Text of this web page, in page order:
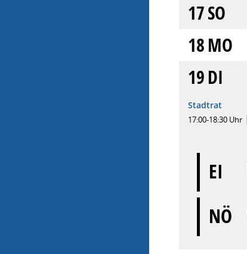
17SO
18MO
19DI
Stadtrat
17:00-18:30 Uhr
EI
NÖ